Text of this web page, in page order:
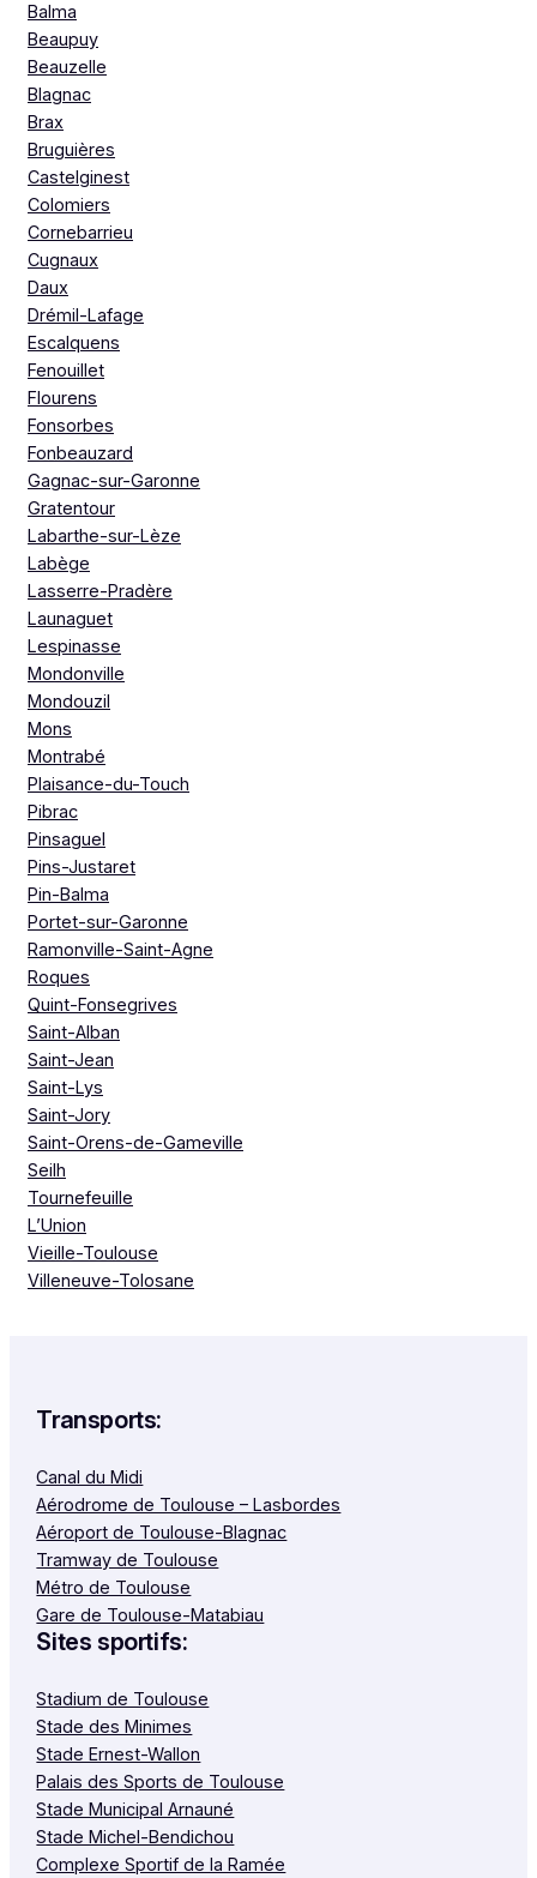
Balma
Beaupuy
Beauzelle
Blagnac
Brax
Bruguières
Castelginest
Colomiers
Cornebarrieu
Cugnaux
Daux
Drémil-Lafage
Escalquens
Fenouillet
Flourens
Fonsorbes
Fonbeauzard
Gagnac-sur-Garonne
Gratentour
Labarthe-sur-Lèze
Labège
Lasserre-Pradère
Launaguet
Lespinasse
Mondonville
Mondouzil
Mons
Montrabé
Plaisance-du-Touch
Pibrac
Pinsaguel
Pins-Justaret
Pin-Balma
Portet-sur-Garonne
Ramonville-Saint-Agne
Roques
Quint-Fonsegrives
Saint-Alban
Saint-Jean
Saint-Lys
Saint-Jory
Saint-Orens-de-Gameville
Seilh
Tournefeuille
L’Union
Vieille-Toulouse
Villeneuve-Tolosane
Transports:
Canal du Midi
Aérodrome de Toulouse – Lasbordes
Aéroport de Toulouse-Blagnac
Tramway de Toulouse
Métro de Toulouse
Gare de Toulouse-Matabiau
Sites sportifs:
Stadium de Toulouse
Stade des Minimes
Stade Ernest-Wallon
Palais des Sports de Toulouse
Stade Municipal Arnauné
Stade Michel-Bendichou
Complexe Sportif de la Ramée